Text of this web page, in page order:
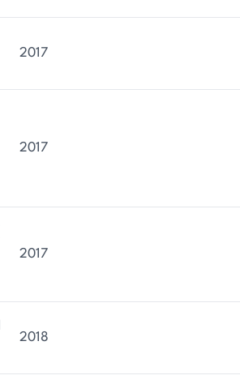
2017
2017
2017
2018